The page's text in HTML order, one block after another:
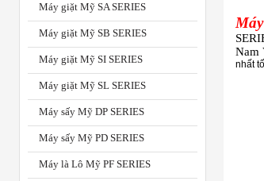
Máy giặt Mỹ SA SERIES
Máy giặt Mỹ SB SERIES
Máy giặt Mỹ SI SERIES
Máy giặt Mỹ SL SERIES
Máy sấy Mỹ DP SERIES
Máy sấy Mỹ PD SERIES
Máy là Lô Mỹ PF SERIES
Nam
nhất